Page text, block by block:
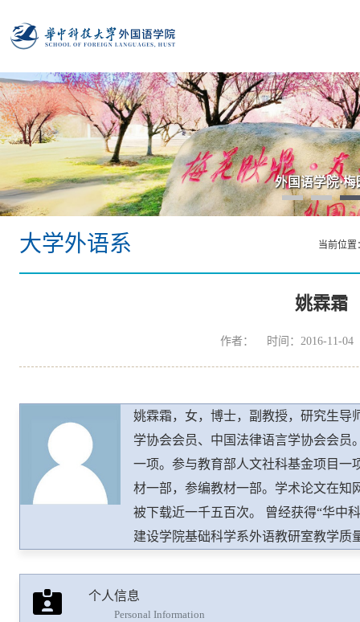
外国语学院·梅
大学外语系 当前位
姚霖霜
作者： 时间：2016-11-
姚霖霜，女，博士，副教授，研究生导
学协会会员、中国法律语言学协会会员
一项。参与教育部人文社科基金项目一
材一部，参编教材一部。学术论文在知
被下载近一千五百次。 曾经获得“华中
建设学院基础科学系外语教研室教学质
学基金委和华中科技大学资助于美国西
个人信息
Personal Information